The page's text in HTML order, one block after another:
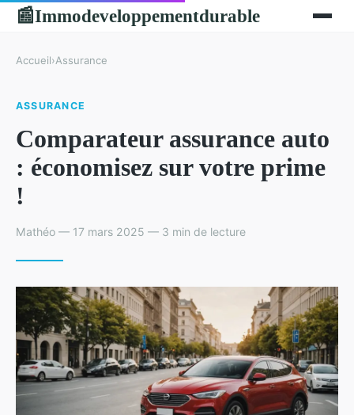
📰Immodeveloppementdurable
Accueil›Assurance
ASSURANCE
Comparateur assurance auto
: économisez sur votre prime
!
Mathéo — 17 mars 2025 — 3 min de lecture